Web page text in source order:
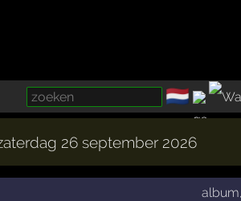
🇳🇱
26 september 2026
album